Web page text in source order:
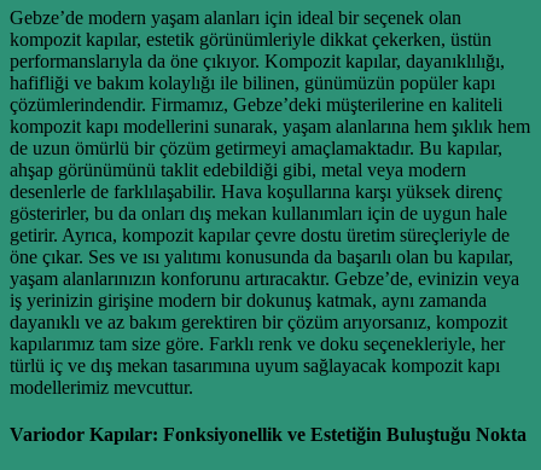
Gebze’de modern yaşam alanları için ideal bir seçenek olan
kompozit kapılar, estetik görünümleriyle dikkat çekerken, üstün
performanslarıyla da öne çıkıyor. Kompozit kapılar, dayanıklılığı,
hafifliği ve bakım kolaylığı ile bilinen, günümüzün popüler kapı
çözümlerindendir. Firmamız, Gebze’deki müşterilerine en kaliteli
kompozit kapı modellerini sunarak, yaşam alanlarına hem şıklık hem
de uzun ömürlü bir çözüm getirmeyi amaçlamaktadır. Bu kapılar,
ahşap görünümünü taklit edebildiği gibi, metal veya modern
desenlerle de farklılaşabilir. Hava koşullarına karşı yüksek direnç
gösterirler, bu da onları dış mekan kullanımları için de uygun hale
getirir. Ayrıca, kompozit kapılar çevre dostu üretim süreçleriyle de
öne çıkar. Ses ve ısı yalıtımı konusunda da başarılı olan bu kapılar,
yaşam alanlarınızın konforunu artıracaktır. Gebze’de, evinizin veya
iş yerinizin girişine modern bir dokunuş katmak, aynı zamanda
dayanıklı ve az bakım gerektiren bir çözüm arıyorsanız, kompozit
kapılarımız tam size göre. Farklı renk ve doku seçenekleriyle, her
türlü iç ve dış mekan tasarımına uyum sağlayacak kompozit kapı
modellerimiz mevcuttur.
Variodor Kapılar: Fonksiyonellik ve Estetiğin Buluştuğu Nokta